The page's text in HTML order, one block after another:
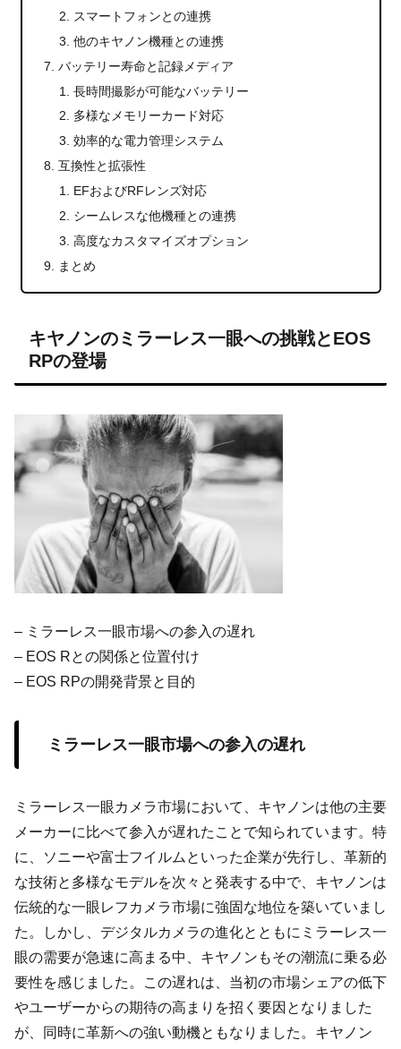
スマートフォンとの連携
他のキヤノン機種との連携
バッテリー寿命と記録メディア
長時間撮影が可能なバッテリー
多様なメモリーカード対応
効率的な電力管理システム
互換性と拡張性
EFおよびRFレンズ対応
シームレスな他機種との連携
高度なカスタマイズオプション
まとめ
キヤノンのミラーレス一眼への挑戦とEOS
RPの登場
– ミラーレス一眼市場への参入の遅れ
– EOS Rとの関係と位置付け
– EOS RPの開発背景と目的
ミラーレス一眼市場への参入の遅れ
ミラーレス一眼カメラ市場において、キヤノンは他の主要
メーカーに比べて参入が遅れたことで知られています。特
に、ソニーや富士フイルムといった企業が先行し、革新的
な技術と多様なモデルを次々と発表する中で、キヤノンは
伝統的な一眼レフカメラ市場に強固な地位を築いていまし
た。しかし、デジタルカメラの進化とともにミラーレス一
眼の需要が急速に高まる中、キヤノンもその潮流に乗る必
要性を感じました。この遅れは、当初の市場シェアの低下
やユーザーからの期待の高まりを招く要因となりました
が、同時に革新への強い動機ともなりました。キヤノン